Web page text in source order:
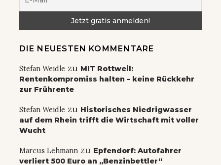
DIE NEUESTEN KOMMENTARE
Stefan Weidle zu MIT Rottweil:
Rentenkompromiss halten – keine Rückkehr
zur Frührente
Stefan Weidle zu Historisches Niedrigwasser
auf dem Rhein trifft die Wirtschaft mit voller
Wucht
Marcus Lehmann zu Epfendorf: Autofahrer
verliert 500 Euro an „Benzinbettler“